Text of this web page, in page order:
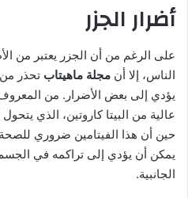
أضرار الجزر
على الرغم من أن الجزر يعتبر من
الناس، إلا أن مجلة ماهيتاب تحذر
يؤدي إلى بعض الأضرار. من
حين أن هذا الفيتامين ضروري
يمكن أن يؤدي إلى تراكمه في
الجانبية.